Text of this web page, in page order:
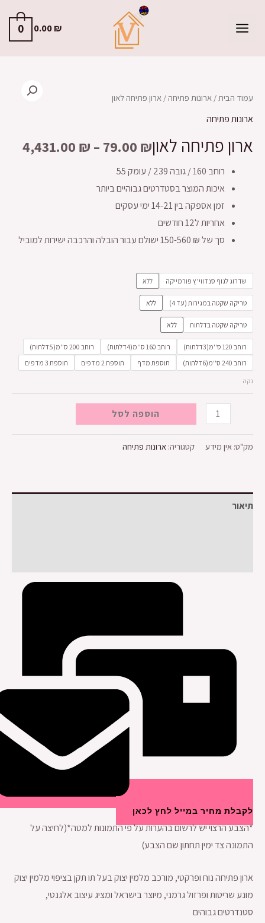
0.00₪
0
עמוד הבית/ארונות פתיחה/ ארון פתיחה לאון
ארונות פתיחה
ארון פתיחה לאון 79.00₪
–
4,431.00₪
רוחב 160 / גובה 239 / עומק 55
איכות המוצר בסטדרטים גבוהיים ביותר
זמן אספקה בין 14-21 ימי עסקים
אחריות ל12 חודשים
סך של ₪ 150-560 ישולם עבור הובלה והרכבה ישירות למוביל
שדרוג לגוף סנדווי’ץ פורמייקה ללא
טריקה שקטה במגירות (עד 4) ללא
​טריקה שקטה בדלתות ללא
רוחב 120 ס''מ(3דלתות) רוחב 160 ס''מ(4דלתות)
רוחב 200 ס''מ(5דלתות)
רוחב 240 ס''מ(6דלתות)
תוספת מדף תוספת 2 מדפים תוספת 3 מדפים
נקה
ארון
הוספה לסל
מק"ט:אין מידע קטגוריה:ארונות פתיחה
תיאור
לקבלת מחיר במייל לחץ לכאן
*הצבע הרצוי יש לרשום בהערות על פי התמונות למטה*(לחיצה על
התמונה צד ימין תחתון שם הצבע)
ארון פתיחה נוח ופרקטי, מורכב מלמין יצוק בעל תו תקן בציפוי מלמין יצוק
מונע שריטות ופרזול גרמני, מיוצר בישראל ומציג עיצוב אלגנטי,
סטנדרטים גבוהים